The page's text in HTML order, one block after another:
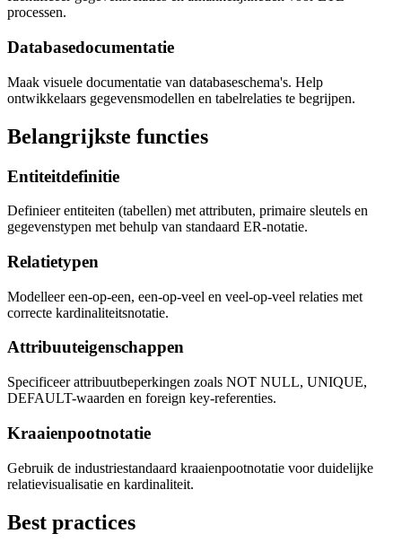
processen.
Databasedocumentatie
Maak visuele documentatie van databaseschema's. Help
ontwikkelaars gegevensmodellen en tabelrelaties te begrijpen.
Belangrijkste functies
Entiteitdefinitie
Definieer entiteiten (tabellen) met attributen, primaire sleutels en
gegevenstypen met behulp van standaard ER-notatie.
Relatietypen
Modelleer een-op-een, een-op-veel en veel-op-veel relaties met
correcte kardinaliteitsnotatie.
Attribuuteigenschappen
Specificeer attribuutbeperkingen zoals NOT NULL, UNIQUE,
DEFAULT-waarden en foreign key-referenties.
Kraaienpootnotatie
Gebruik de industriestandaard kraaienpootnotatie voor duidelijke
relatievisualisatie en kardinaliteit.
Best practices